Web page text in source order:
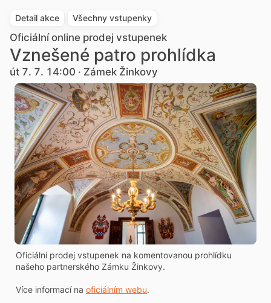
Detail akce Všechny vstupenky
Oficiální online prodej vstupenek
Vznešené patro prohlídka
út 7. 7. 14:00 · Zámek Žinkovy
Oficiální prodej vstupenek na komentovanou prohlídku
našeho partnerského Zámku Žinkovy.
Více informací na oficiálním webu.